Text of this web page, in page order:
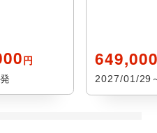
円
2027/01/29